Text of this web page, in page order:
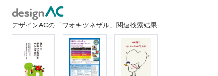
デザインACの「ワオキツネザル」関連検索結果